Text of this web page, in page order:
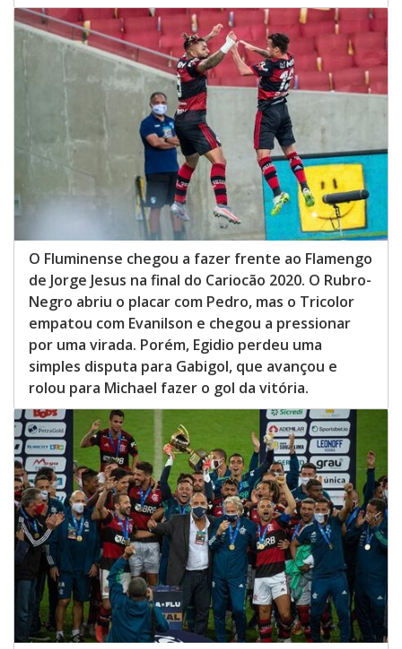
O Fluminense chegou a fazer frente ao Flamengo
de Jorge Jesus na final do Cariocão 2020. O Rubro-
Negro abriu o placar com Pedro, mas o Tricolor
empatou com Evanilson e chegou a pressionar
por uma virada. Porém, Egidio perdeu uma
simples disputa para Gabigol, que avançou e
rolou para Michael fazer o gol da vitória.